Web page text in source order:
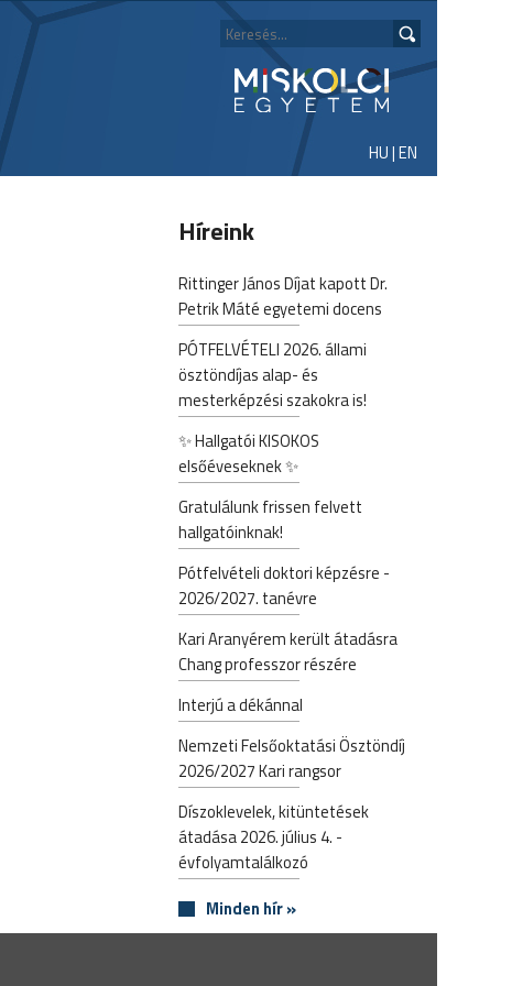
HU|EN
Híreink
Rittinger János Díjat kapott Dr.
Petrik Máté egyetemi docens
PÓTFELVÉTELI 2026. állami
ösztöndíjas alap- és
mesterképzési szakokra is!
✨ Hallgatói KISOKOS
elsőéveseknek ✨
Gratulálunk frissen felvett
hallgatóinknak!
Pótfelvételi doktori képzésre -
2026/2027. tanévre
Kari Aranyérem került átadásra
Chang professzor részére
Interjú a dékánnal
Nemzeti Felsőoktatási Ösztöndíj
2026/2027 Kari rangsor
Díszoklevelek, kitüntetések
átadása 2026. július 4. -
évfolyamtalálkozó
Minden hír »